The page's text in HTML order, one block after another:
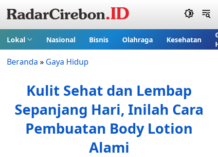
Lokal Nasional Bisnis Olahraga Kesehatan
Beranda » Gaya Hidup
Kulit Sehat dan Lembap
Sepanjang Hari, Inilah Cara
Pembuatan Body Lotion
Alami